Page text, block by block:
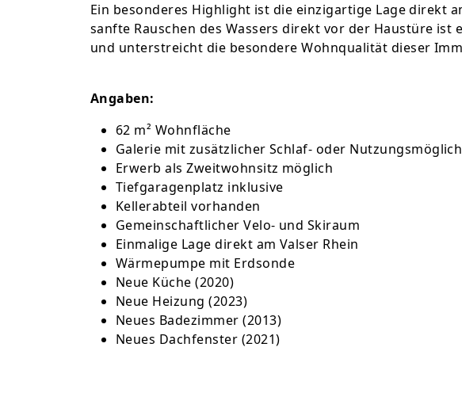
Ein besonderes Highlight ist die einzigartige Lage direkt
sanfte Rauschen des Wassers direkt vor der Haustüre ist
und unterstreicht die besondere Wohnqualität dieser
Angaben:
62 m² Wohnfläche
Galerie mit zusätzlicher Schlaf- oder
Erwerb als Zweitwohnsitz möglich
Tiefgaragenplatz inklusive
Kellerabteil vorhanden
Gemeinschaftlicher Velo- und Skiraum
Einmalige Lage direkt am Valser Rhein
Wärmepumpe mit Erdsonde
Neue Küche (2020)
Neue Heizung (2023)
Neues Badezimmer (2013)
Neues Dachfenster (2021)